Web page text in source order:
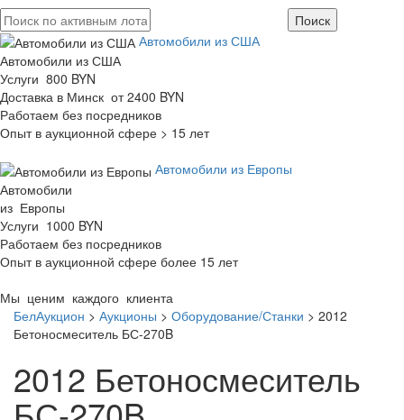
Автомобили из США
Автомобили из США
Услуги 800 BYN
Доставка в Минск от 2400 BYN
Работаем без посредников
Опыт в аукционной сфере > 15 лет
Автомобили из Европы
Автомобили
из Европы
Услуги 1000 BYN
Работаем без посредников
Опыт в аукционной сфере более 15 лет
Мы ценим каждого клиента
БелАукцион > Аукционы > Оборудование/Станки > 2012
Бетоносмеситель БС-270B
2012 Бетоносмеситель